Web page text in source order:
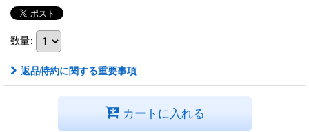
数量:
返品特約に関する重要事項
カートに入れる